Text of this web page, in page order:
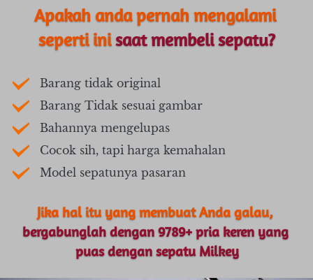
Apakah anda pernah mengalami
seperti ini saat membeli sepatu?
Barang tidak original
Barang Tidak sesuai gambar
Bahannya mengelupas
Cocok sih, tapi harga kemahalan
Model sepatunya pasaran
Jika hal itu yang membuat Anda galau,
bergabunglah dengan 9789+ pria keren yang
puas dengan sepatu Milkey